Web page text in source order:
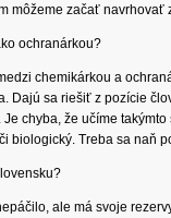
môžeme začať navrhovať
ochranárkou?
chemikárkou a
Dajú sa riešiť z pozície
chyba, že učíme
biologický. Treba sa naň
ale má svoje